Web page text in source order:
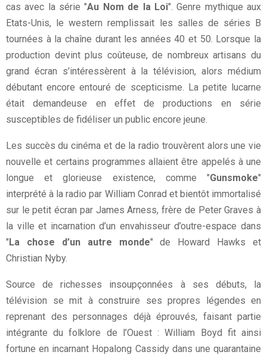
cas avec la série "Au Nom de la Loi". Genre mythique aux
Etats-Unis, le western remplissait les salles de séries B
tournées à la chaîne durant les années 40 et 50. Lorsque la
production devint plus coûteuse, de nombreux artisans du
grand écran s’intéressèrent à la télévision, alors médium
débutant encore entouré de scepticisme. La petite lucarne
était demandeuse en effet de productions en série
susceptibles de fidéliser un public encore jeune.
Les succès du cinéma et de la radio trouvèrent alors une vie
nouvelle et certains programmes allaient être appelés à une
longue et glorieuse existence, comme "Gunsmoke"
interprété à la radio par William Conrad et bientôt immortalisé
sur le petit écran par James Arness, frère de Peter Graves à
la ville et incarnation d’un envahisseur d’outre-espace dans
"La chose d’un autre monde" de Howard Hawks et
Christian Nyby.
Source de richesses insoupçonnées à ses débuts, la
télévision se mit à construire ses propres légendes en
reprenant des personnages déjà éprouvés, faisant partie
intégrante du folklore de l’Ouest : William Boyd fit ainsi
fortune en incarnant Hopalong Cassidy dans une quarantaine